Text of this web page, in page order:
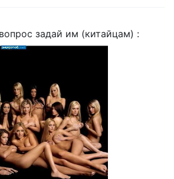
задай им (китайцам) :